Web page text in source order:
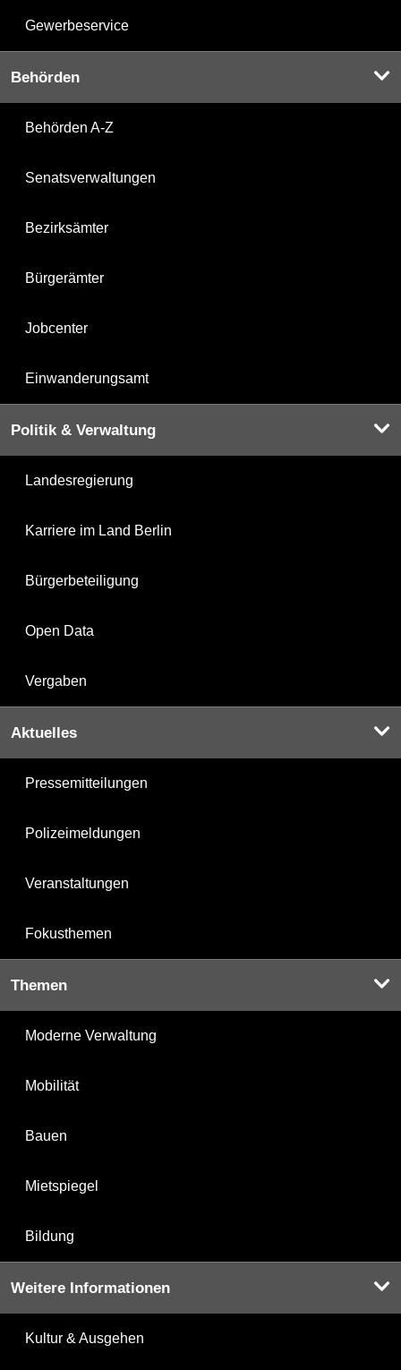
Gewerbeservice
Behörden
Behörden A-Z
Senatsverwaltungen
Bezirksämter
Bürgerämter
Jobcenter
Einwanderungsamt
Politik & Verwaltung
Landesregierung
Karriere im Land Berlin
Bürgerbeteiligung
Open Data
Vergaben
Aktuelles
Pressemitteilungen
Polizeimeldungen
Veranstaltungen
Fokusthemen
Themen
Moderne Verwaltung
Mobilität
Bauen
Mietspiegel
Bildung
Weitere Informationen
Kultur & Ausgehen